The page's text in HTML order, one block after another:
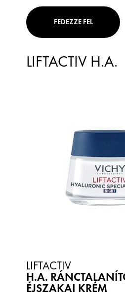
FEDEZZE FEL
LIFTACTIV H.A.
LIFTACTIV
H.A.
ÉJSZAKAI KRÉM